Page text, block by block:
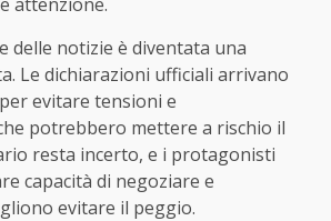
delle notizie è diventata una
Le dichiarazioni ufficiali arrivano
evitare tensioni e
potrebbero mettere a rischio il
resta incerto, e i protagonisti
capacità di negoziare e
evitare il peggio.